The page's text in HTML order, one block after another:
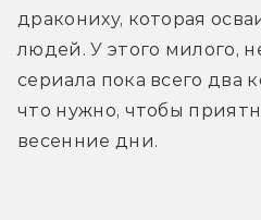
дракониху, которая
людей. У этого милого,
сериала пока всего два
что нужно, чтобы
весенние дни.